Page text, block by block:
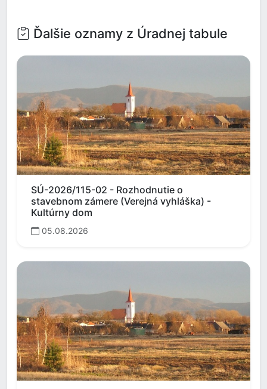
Ďalšie oznamy z Úradnej tabule
SÚ-2026/115-02 - Rozhodnutie o
stavebnom zámere (Verejná vyhláška) -
Kultúrny dom
05.08.2026